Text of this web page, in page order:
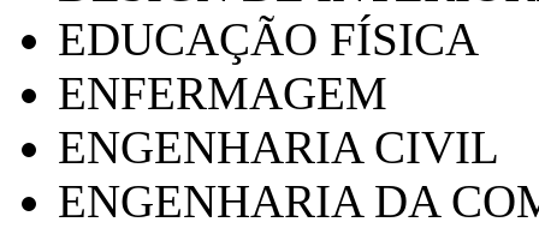
EDUCAÇÃO FÍSICA
ENFERMAGEM
ENGENHARIA CIVIL
ENGENHARIA DA